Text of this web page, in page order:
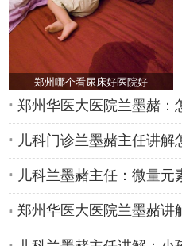
郑州哪个看尿床好医院好
郑州华医大医院兰墨赭：
儿科门诊兰墨赭主任讲解
儿科兰墨赭主任：微量元
郑州华医大医院兰墨赭讲